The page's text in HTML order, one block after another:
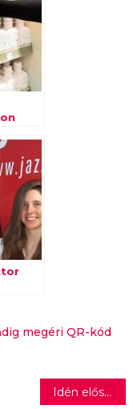
megéri QR-kód
Idén először indul önálló magyar FIRST LEGO League verseny